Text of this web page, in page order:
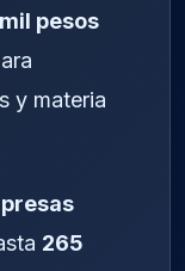
pesos
y materia
265